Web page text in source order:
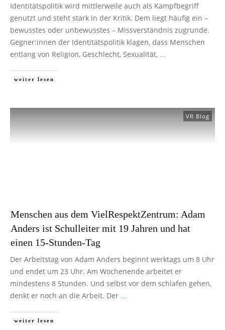
Identitätspolitik wird mittlerweile auch als Kampfbegriff
genutzt und steht stark in der Kritik. Dem liegt häufig ein –
bewusstes oder unbewusstes – Missverständnis zugrunde.
Gegner:innen der Identitätspolitik klagen, dass Menschen
entlang von Religion, Geschlecht, Sexualität, ...
weiter lesen
VR Blog
Menschen aus dem VielRespektZentrum: Adam
Anders ist Schulleiter mit 19 Jahren und hat
einen 15-Stunden-Tag
Der Arbeitstag von Adam Anders beginnt werktags um 8 Uhr
und endet um 23 Uhr. Am Wochenende arbeitet er
mindestens 8 Stunden. Und selbst vor dem schlafen gehen,
denkt er noch an die Arbeit. Der ...
weiter lesen